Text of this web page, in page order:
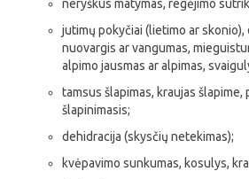
neryškus matymas, regėjimo
jutimų pokyčiai (lietimo ar
nuovargis ar vangumas,
alpimo jausmas ar alpimas,
tamsus šlapimas, kraujas šlapime,
šlapinimasis;
dehidracija (skysčių netekimas);
kvėpavimo sunkumas, kosulys,